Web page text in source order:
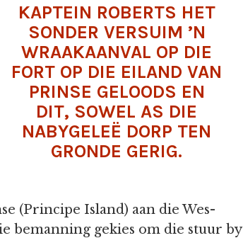
KAPTEIN ROBERTS HET
SONDER VERSUIM ’N
WRAAKAANVAL OP DIE
FORT OP DIE EILAND VAN
PRINSE GELOODS EN
DIT, SOWEL AS DIE
NABYGELEË DORP TEN
GRONDE GERIG.
(Principe Island) aan die Wes-
bemanning gekies om die stuur by